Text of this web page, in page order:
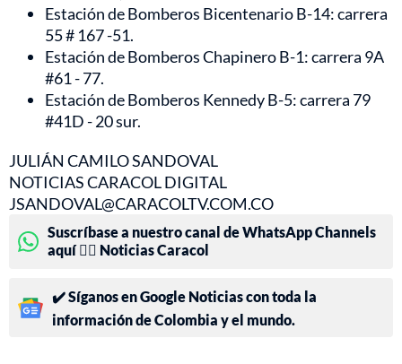
Estación de Bomberos Bicentenario B-14: carrera
55 # 167 -51.
Estación de Bomberos Chapinero B-1: carrera 9A
#61 - 77.
Estación de Bomberos Kennedy B-5: carrera 79
#41D - 20 sur.
JULIÁN CAMILO SANDOVAL
NOTICIAS CARACOL DIGITAL
JSANDOVAL@CARACOLTV.COM.CO
Suscríbase a nuestro canal de WhatsApp Channels
aquí 👉🏻 Noticias Caracol
✔️ Síganos en Google Noticias con toda la
información de Colombia y el mundo.